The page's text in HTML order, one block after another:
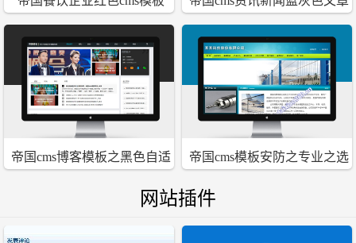
模板
帝国cms博客模板之黑色自适
帝国cms模板安防之专业之选
网站插件